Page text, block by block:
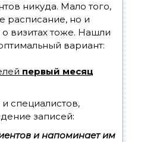
никуда. Мало того,
расписание, но и
визитах тоже. Нашли
вариант:
первый месяц
специалистов,
записей:
и напоминает им